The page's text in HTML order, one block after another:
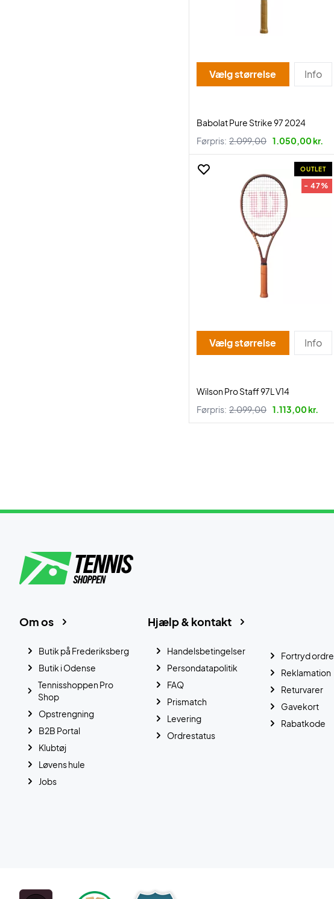
Vælg størrelse Info
Babolat Pure Strike 97 2024
Førpris: 2.099,00 1.050,00 kr.
OUTLET
- 47%
Vælg størrelse Info
Wilson Pro Staff 97L V14
Førpris: 2.099,00 1.113,00 kr.
Hjælp & kontakt
Handelsbetingelser
Persondatapolitik
FAQ
Prismatch
Levering
Ordrestatus
Fortryd ordre
Reklamation
Returvarer
Gavekort
Rabatkode
Om os
Butik på Frederiksberg
Butik i Odense
Tennisshoppen Pro
Shop
Opstrengning
B2B Portal
Klubtøj
Løvens hule
Jobs